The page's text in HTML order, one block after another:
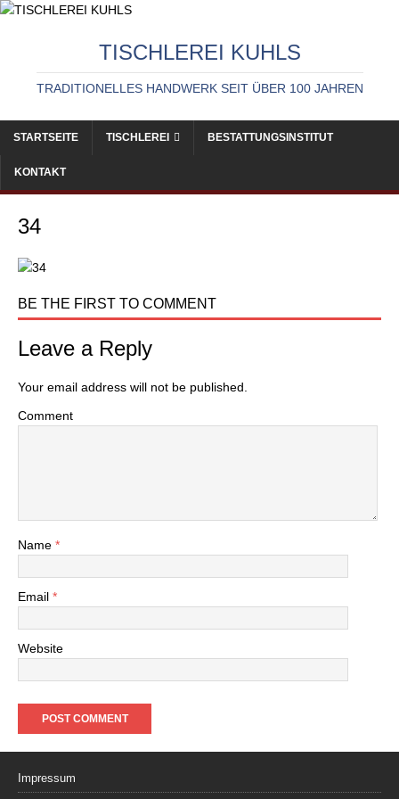
TISCHLEREI KUHLS
TRADITIONELLES HANDWERK SEIT ÜBER 100 JAHREN
STARTSEITE TISCHLEREI BESTATTUNGSINSTITUT
KONTAKT
34
BE THE FIRST TO COMMENT
Leave a Reply
Your email address will not be published.
Comment
Name *
Email *
Website
Impressum